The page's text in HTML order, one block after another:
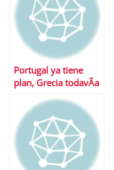
Portugal ya tiene
plan, Grecia todavÃ­a